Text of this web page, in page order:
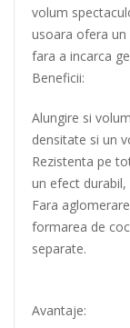
volum
usoara ofera un
fara a incarca
Beneficii:
Alungire si
densitate si un
Rezistenta pe
un efect
Fara
formarea de
separate.
Avantaje: